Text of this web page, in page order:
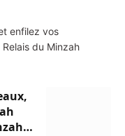
enfilez vos
Relais du Minzah